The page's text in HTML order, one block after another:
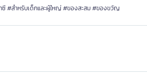
#สำหรับเด็กและผู้ใหญ่ #ของสะสม #ของขวัญ